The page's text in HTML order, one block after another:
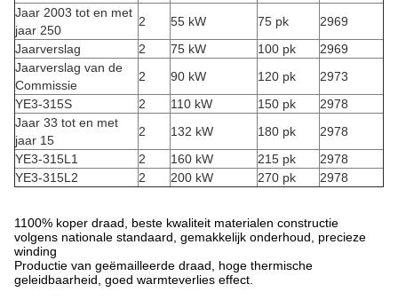
Jaar 2003 tot en met
jaar 250
2 55 kW 75 pk
2969
Jaarverslag
2 75 kW 100 pk
2969
Jaarverslag van de
Commissie
2 90 kW 120 pk
2973
YE3-315S
2 110 kW 150 pk
2978
Jaar 33 tot en met
jaar 15
2 132 kW 180 pk
2978
YE3-315L1
2 160 kW 215 pk
2978
YE3-315L2
2 200 kW 270 pk 2978
1100% koper draad, beste kwaliteit materialen constructie
volgens nationale standaard, gemakkelijk onderhoud, precieze
winding
Productie van geëmailleerde draad, hoge thermische
geleidbaarheid, goed warmteverlies effect.